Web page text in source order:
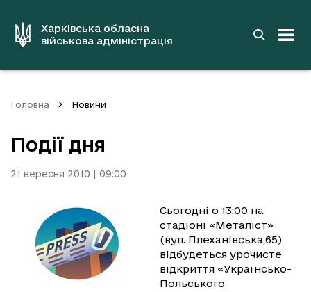
вмістуХарківська обласна
військова адміністрація
Головна Новини
Події дня
21 вересня 2010 | 09:00
Сьогодні о 13:00 на
стадіоні «Металіст»
(вул. Плеханівська,65)
відбудеться урочисте
відкриття «Українсько-
Польського